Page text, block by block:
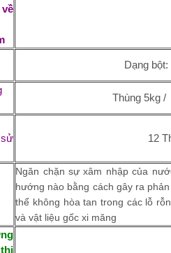
Dạng
Thùng 5kg /
12
Ngăn chặn sự xâm nhập của
hướng nào bằng cách gây ra
thể không hòa tan trong các lỗ
và vật liệu gốc xi măng